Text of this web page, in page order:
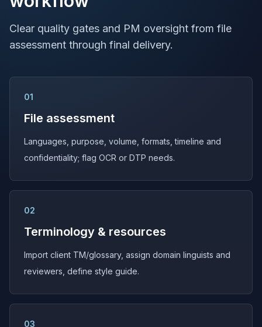
Clear quality gates and PM oversight from file
assessment through final delivery.
01
File assessment
Languages, purpose, volume, formats, timeline and
confidentiality; flag OCR or DTP needs.
02
Terminology & resources
Import client TM/glossary, assign domain linguists and
reviewers, define style guide.
03